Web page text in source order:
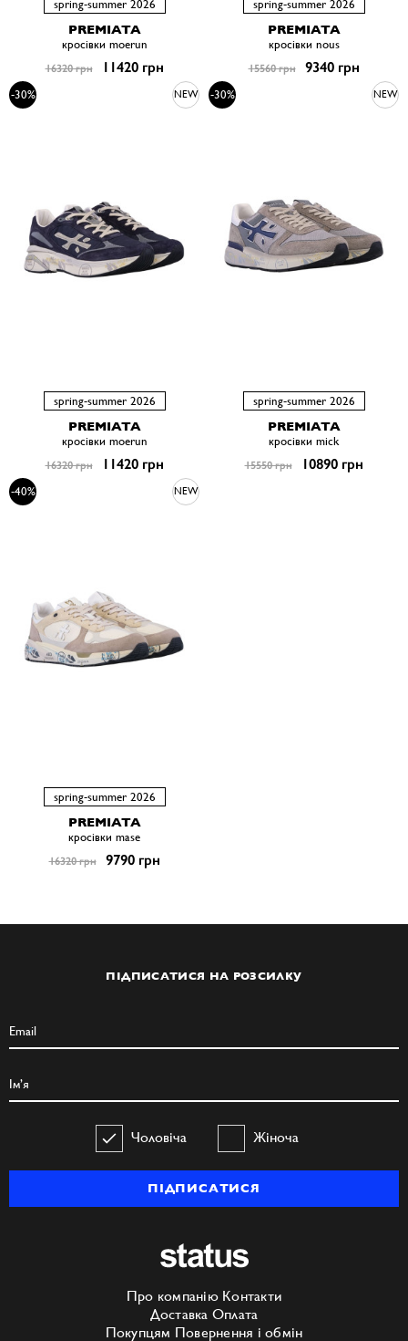
spring-summer 2026
PREMIATA
кросівки moerun
16320 грн 11420 грн
spring-summer 2026
PREMIATA
кросівки nous
15560 грн 9340 грн
-30% NEW
spring-summer 2026
PREMIATA
кросівки moerun
16320 грн 11420 грн
-30% NEW
spring-summer 2026
PREMIATA
кросівки mick
15550 грн 10890 грн
-40% NEW
spring-summer 2026
PREMIATA
кросівки mase
16320 грн 9790 грн
ПІДПИСАТИСЯ НА РОЗСИЛКУ
Чоловіча Жіноча
ПІДПИСАТИСЯ
Про компанію Контакти
Доставка Оплата
Покупцям Повернення і обмін